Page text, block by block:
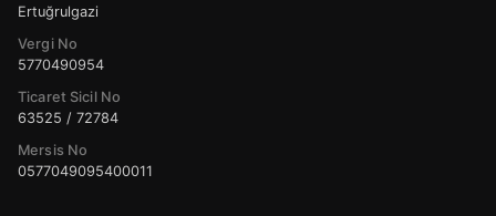
Ertuğrulgazi
Vergi No
5770490954
Ticaret Sicil No
63525 / 72784
Mersis No
0577049095400011